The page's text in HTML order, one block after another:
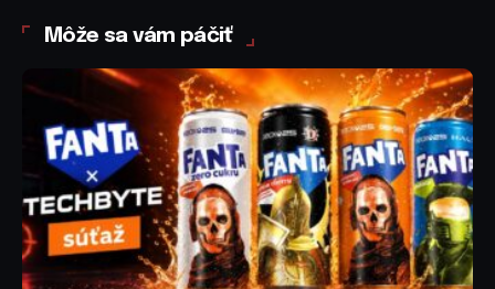
Môže sa vám páčiť